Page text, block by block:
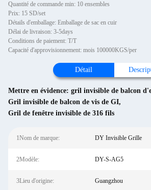
Quantité de commande min: 10 ensembles
Prix: 15 SD/set
Détails d'emballage: Emballage de sac en cuir
Délai de livraison: 3-5days
Conditions de paiement: T/T
Capacité d'approvisionnement: mois 100000KGS/per
Détail
Mettre en évidence: gril invisible de balcon
Gril invisible de balcon de vis de GI,
Gril de fenêtre invisible de 316 fils
1Nom de marque: DY Invisible Grille
2Modèle: DY-S-AG5
3Lieu d'origine: Guangzhou